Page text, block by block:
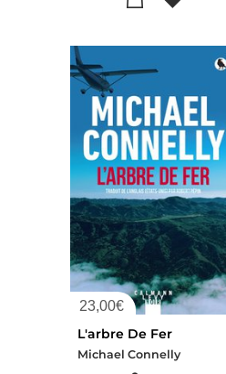
23,00€
L'arbre De Fer
Michael Connelly